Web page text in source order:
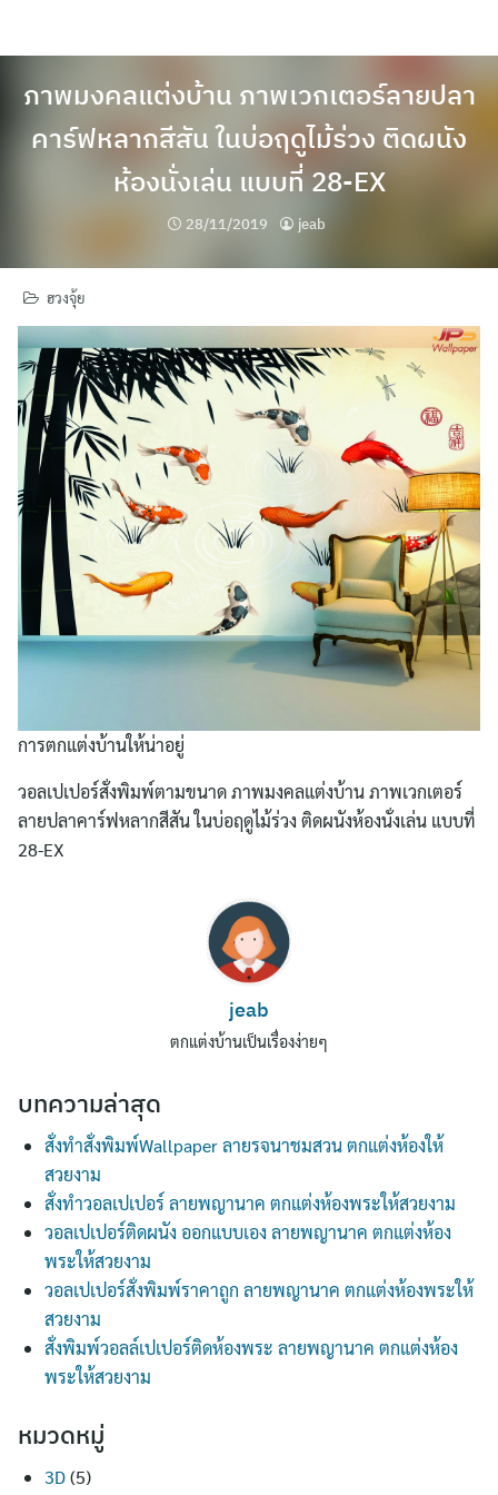
ภาพมงคลแต่งบ้าน ภาพเวกเตอร์ลายปลา
คาร์ฟหลากสีสัน ในบ่อฤดูไม้ร่วง ติดผนัง
ห้องนั่งเล่น แบบที่ 28-EX
28/11/2019 jeab
ฮวงจุ้ย
การตกแต่งบ้านให้น่าอยู่
วอลเปเปอร์สั่งพิมพ์ตามขนาด ภาพมงคลแต่งบ้าน ภาพเวกเตอร์
ลายปลาคาร์ฟหลากสีสัน ในบ่อฤดูไม้ร่วง ติดผนังห้องนั่งเล่น แบบที่
28-EX
jeab
ตกแต่งบ้านเป็นเรื่องง่ายๆ
บทความล่าสุด
สั่งทำสั่งพิมพ์Wallpaper ลายรจนาชมสวน ตกแต่งห้องให้
สวยงาม
สั่งทำวอลเปเปอร์ ลายพญานาค ตกแต่งห้องพระให้สวยงาม
วอลเปเปอร์ติดผนัง ออกแบบเอง ลายพญานาค ตกแต่งห้อง
พระให้สวยงาม
วอลเปเปอร์สั่งพิมพ์ราคาถูก ลายพญานาค ตกแต่งห้องพระให้
สวยงาม
สั่งพิมพ์วอลล์เปเปอร์ติดห้องพระ ลายพญานาค ตกแต่งห้อง
พระให้สวยงาม
หมวดหมู่
3D(5)